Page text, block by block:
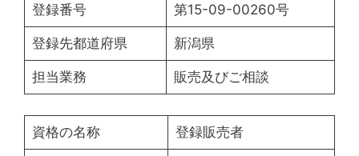
登録番号 第15-09-00260号
登録先都道府県 新潟県
担当業務 販売及びご相談
資格の名称 登録販売者